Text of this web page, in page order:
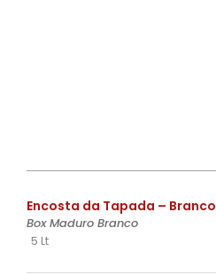
Encosta da Tapada – Branco
Box Maduro Branco
5 Lt